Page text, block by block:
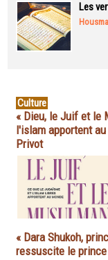
Les
Culture
« Dieu, le Juif et le
l'islam apportent
Privot
« Dara Shukoh,
ressuscite le